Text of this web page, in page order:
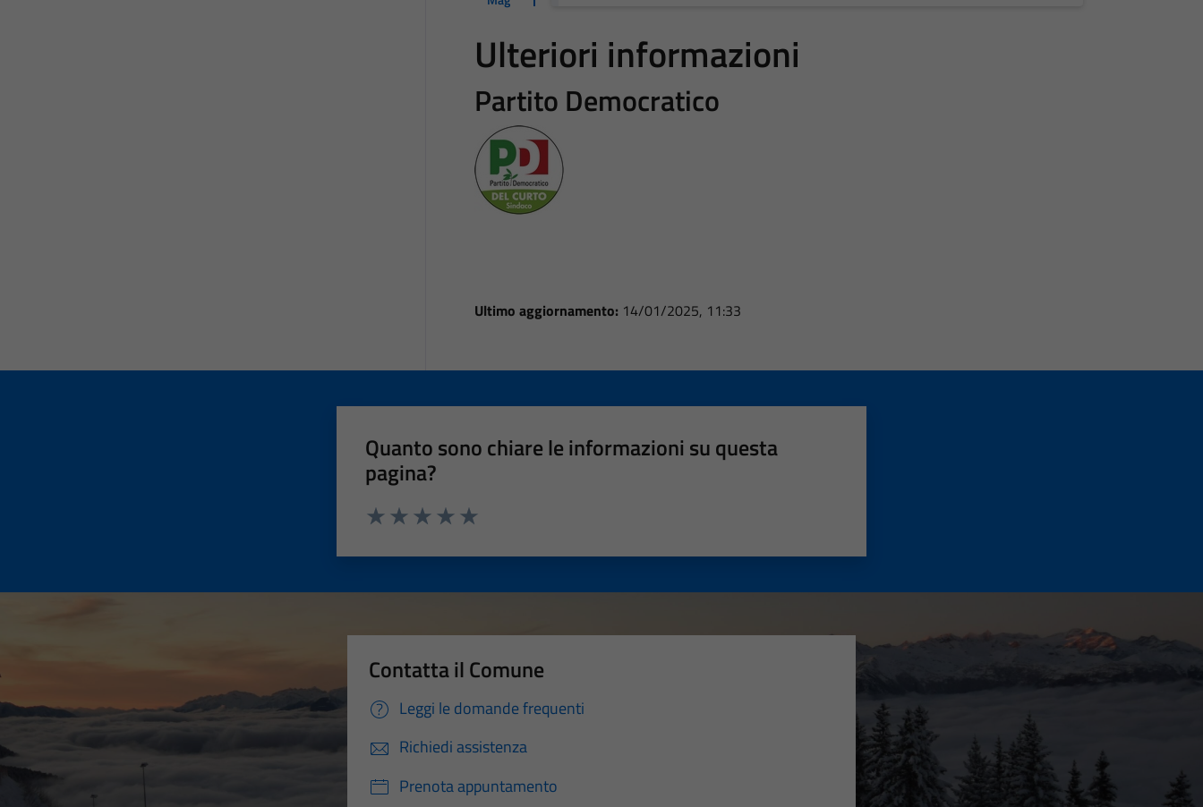
Ulteriori informazioni
Partito Democratico
Ultimo aggiornamento: 14/01/2025, 11:33
Quanto sono chiare le informazioni su questa
pagina?
Contatta il Comune
Leggi le domande frequenti
Richiedi assistenza
Prenota appuntamento